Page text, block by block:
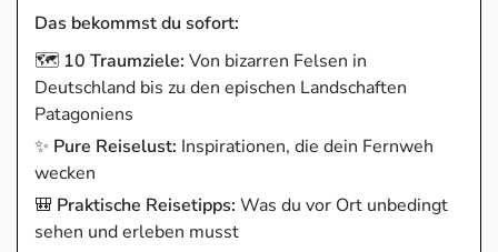
Das bekommst du sofort:
🗺️ 10 Traumziele: Von bizarren Felsen in
Deutschland bis zu den epischen Landschaften
Patagoniens
✨ Pure Reiselust: Inspirationen, die dein Fernweh
wecken
🎒 Praktische Reisetipps: Was du vor Ort unbedingt
sehen und erleben musst